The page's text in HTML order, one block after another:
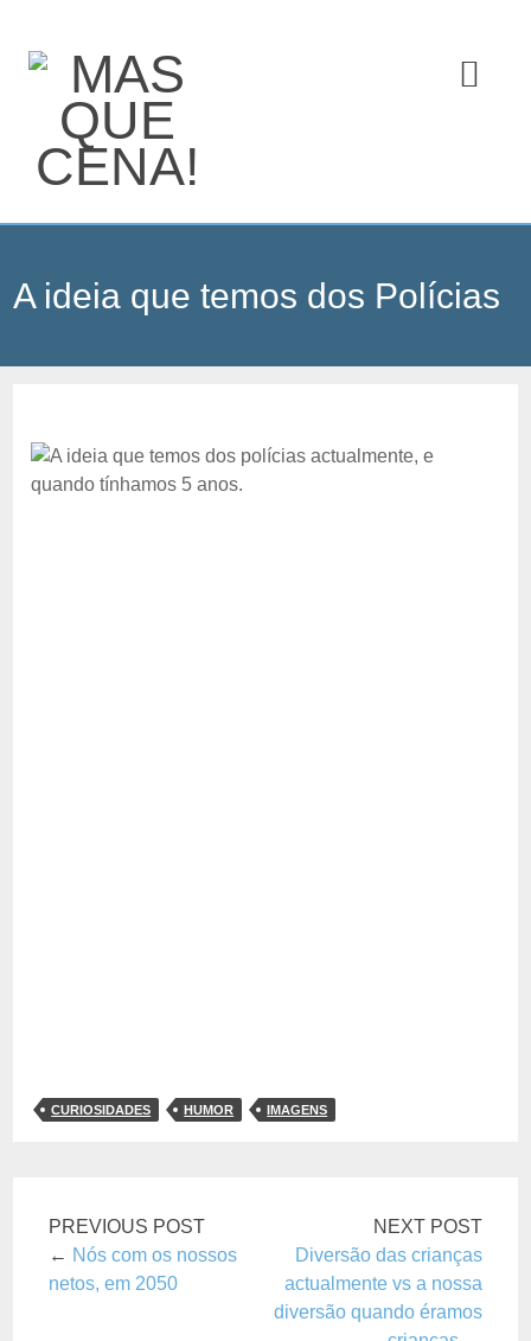
A ideia que temos dos Polícias
CURIOSIDADES HUMOR IMAGENS
PREVIOUS POST
← Nós com os nossos
netos, em 2050
NEXT POST
Diversão das crianças
actualmente vs a nossa
diversão quando éramos